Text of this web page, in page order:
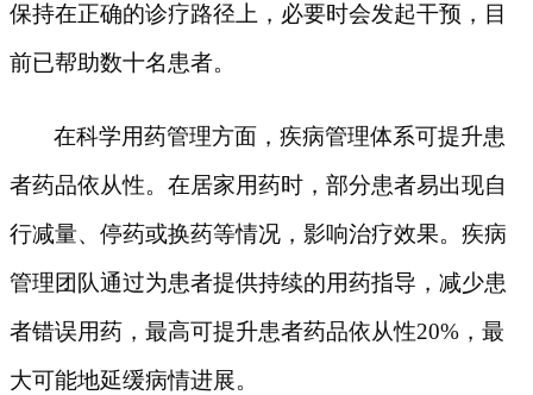
保持在正确的诊疗路径上，必要时会发起干预，目
前已帮助数十名患者。
在科学用药管理方面，疾病管理体系可提升患
者药品依从性。在居家用药时，部分患者易出现自
行减量、停药或换药等情况，影响治疗效果。疾病
管理团队通过为患者提供持续的用药指导，减少患
者错误用药，最高可提升患者药品依从性20%，最
大可能地延缓病情进展。